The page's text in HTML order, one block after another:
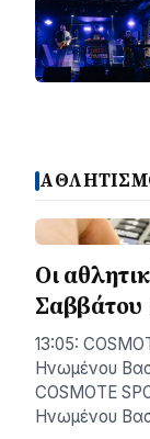
Οι
Σαββάτου
13:05:
Ηνωμένου
COSMOTE
Ηνωμένου